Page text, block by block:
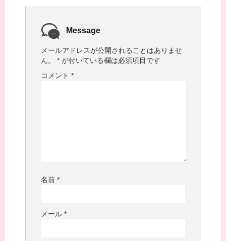
Message
メールアドレスが公開されることはありませ
ん。
* が付いている欄は必須項目です
コメント *
名前 *
メール *